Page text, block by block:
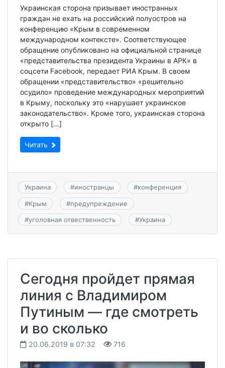
Украинская сторона призывает иностранных
граждан не ехать на российский полуостров на
конференцию «Крым в современном
международном контексте». Соответствующее
обращение опубликовано на официальной странице
«представительства президента Украины в АРК» в
соцсети Facebook, передает РИА Крым. В своем
обращении «представительство» «решительно
осудило» проведение международных мероприятий
в Крыму, поскольку это «нарушает украинское
законодательство». Кроме того, украинская сторона
открыто […]
Читать
Украина #иностранцы #конференция
#Крым #предупреждение
#уголовная отвественность #Украина
Сегодня пройдет прямая
линия с Владимиром
Путиным — где смотреть
и во сколько
20.06.2019 в 07:32 716